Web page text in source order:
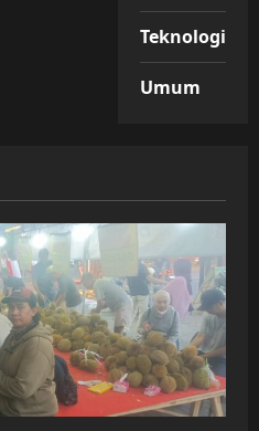
Teknologi
Umum